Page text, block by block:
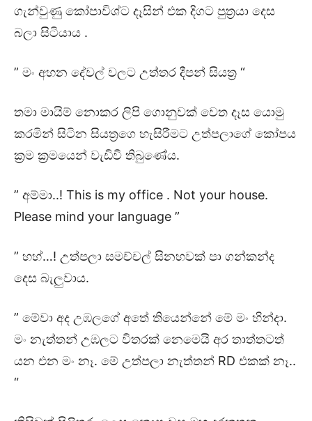
ගැන්වුණු කෝපාවිශ්ට දෑසින් එක දිගට පුත්‍රයා දෙස
බලා සිටියාය .
” මං අහන දේවල් වලට උත්තර දීපන් සියත්‍ර “
තමා මායිම් නොකර ලිපි ගොනුවක් වෙත දෑස යොමු
කරමින් සිටින සියත්‍රගෙ හැසිරීමට උත්පලාගේ කෝපය
ක්‍රම ක්‍රමයෙන් වැඩිවී තිබුණේය.
” අම්මා..! This is my office . Not your house.
Please mind your language ”
” හහ්…! උත්පලා සමච්චල් සිනහවක් පා ගන්කන්ද
දෙස බැලුවාය.
” මේවා අද උඹලගේ අතේ තියෙන්නේ මේ මං හින්දා.
මං නැත්තන් උඹලට විතරක් නෙමෙයි අර තාත්තටත්
යන එන මං නෑ. මේ උත්පලා නැත්තන් RD එකක් නෑ..
“